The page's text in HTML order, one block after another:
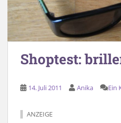
Shoptest:
14. Juli 2011 Anika Ein
ANZEIGE